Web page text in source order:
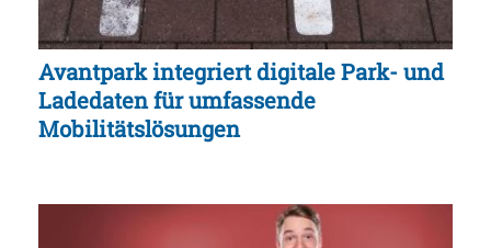
Avantpark integriert digitale Park- und
Ladedaten für umfassende
Mobilitätslösungen